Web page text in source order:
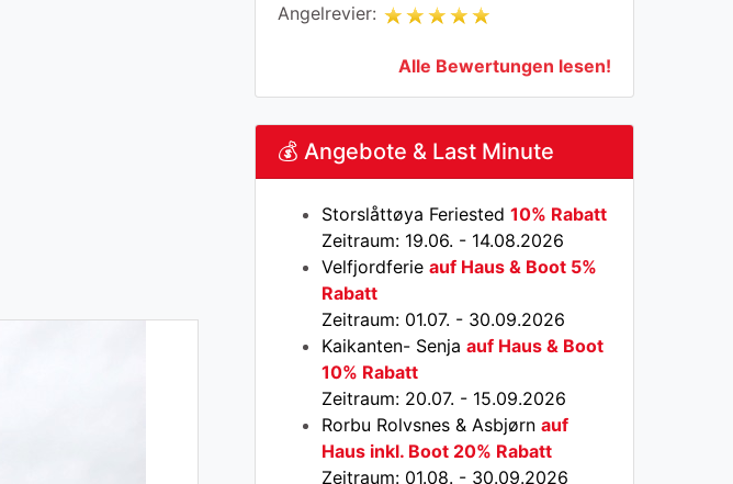
Angelrevier:
Alle Bewertungen lesen!
💰 Angebote & Last Minute
Storslåttøya Feriested10% Rabatt
Zeitraum: 19.06. - 14.08.2026
Velfjordferieauf Haus & Boot 5%
Rabatt
Zeitraum: 01.07. - 30.09.2026
Kaikanten- Senjaauf Haus & Boot
10% Rabatt
Zeitraum: 20.07. - 15.09.2026
Rorbu Rolvsnes & Asbjørnauf
Haus inkl. Boot 20% Rabatt
Zeitraum: 01.08. - 30.09.2026